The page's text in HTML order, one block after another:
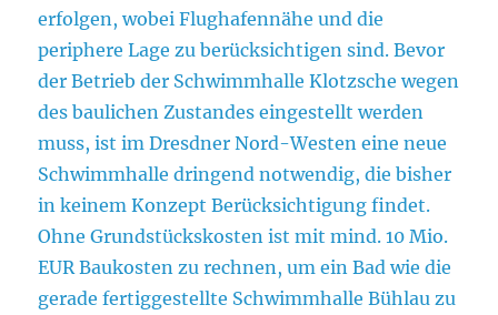
erfolgen, wobei Flughafennähe und die
periphere Lage zu berücksichtigen sind. Bevor
der Betrieb der Schwimmhalle Klotzsche wegen
des baulichen Zustandes eingestellt werden
muss, ist im Dresdner Nord-Westen eine neue
Schwimmhalle dringend notwendig, die bisher
in keinem Konzept Berücksichtigung findet.
Ohne Grundstückskosten ist mit mind. 10 Mio.
EUR Baukosten zu rechnen, um ein Bad wie die
gerade fertiggestellte Schwimmhalle Bühlau zu